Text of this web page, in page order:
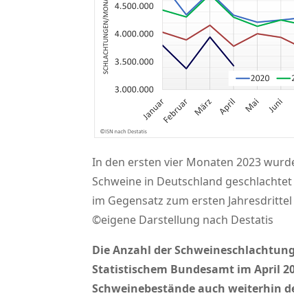
In den ersten vier Monaten 2023
Schweine in Deutschland
im Gegensatz zum ersten
©eigene Darstellung nach Destatis
Die Anzahl der
Statistischem Bundesamt im April
Schweinebestände auch weiterhin